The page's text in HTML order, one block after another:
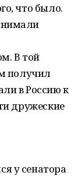
что было.
В той
получил
в Россию к
дружеские
у сенатора